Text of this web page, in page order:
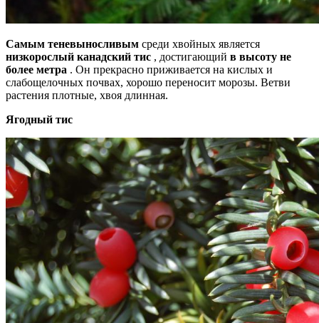
Самым теневыносливым среди хвойных является
низкорослый канадский тис , достигающий в высоту не
более метра . Он прекрасно приживается на кислых и
слабощелочных почвах, хорошо переносит морозы. Ветви
растения плотные, хвоя длинная.
Ягодный тис